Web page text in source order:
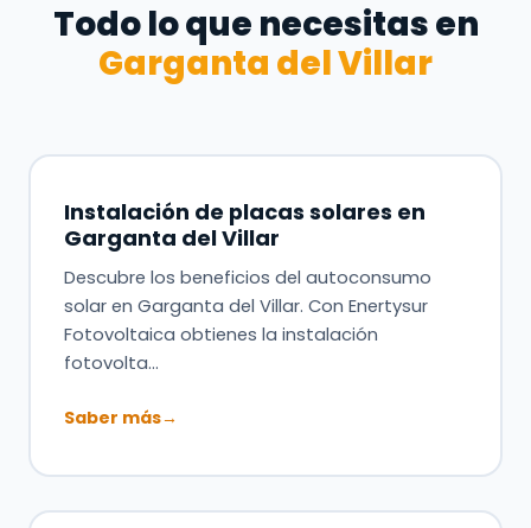
Todo lo que necesitas en
Garganta del Villar
Instalación de placas solares en
Garganta del Villar
Descubre los beneficios del autoconsumo
solar en Garganta del Villar. Con Enertysur
Fotovoltaica obtienes la instalación
fotovolta…
Saber más→